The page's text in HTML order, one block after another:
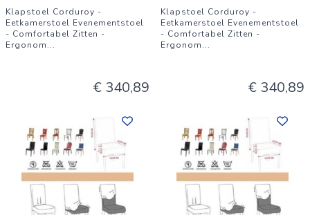
Klapstoel Corduroy -
Eetkamerstoel Evenementstoel
- Comfortabel Zitten -
Ergonom...
€ 340,89
Klapstoel Corduroy -
Eetkamerstoel Evenementstoel
- Comfortabel Zitten -
Ergonom...
€ 340,89